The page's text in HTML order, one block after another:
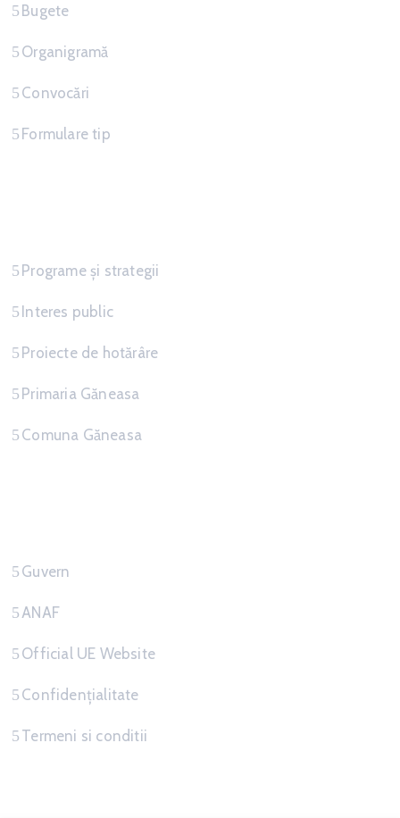
Bugete
Organigramă
Convocări
Formulare tip
Programe și strategii
Interes public
Proiecte de hotărâre
Primaria Găneasa
Comuna Găneasa
Guvern
ANAF
Official UE Website
Confidențialitate
Termeni si conditii